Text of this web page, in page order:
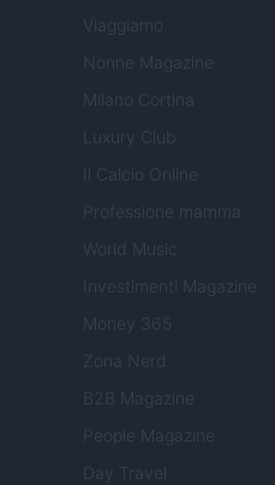
Viaggiamo
Nonne Magazine
Milano Cortina
Luxury Club
Il Calcio Online
Professione mamma
World Music
Investimenti Magazine
Money 365
Zona Nerd
B2B Magazine
People Magazine
Day Travel